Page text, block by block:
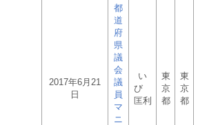
2017年6月21
日
都
道
府
県
議
会
議
員
マ
ニ
い
び
匡利
東
京
都
東
京
都